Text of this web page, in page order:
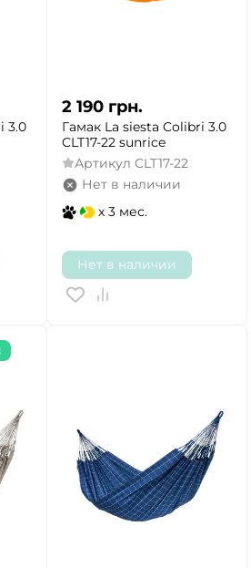
3.0
2 190 грн.
Гамак La siesta Colibri 3.0
CLT17-22 sunrice
Артикул CLT17-22
Нет в наличии
x 3 мес.
Нет в наличии